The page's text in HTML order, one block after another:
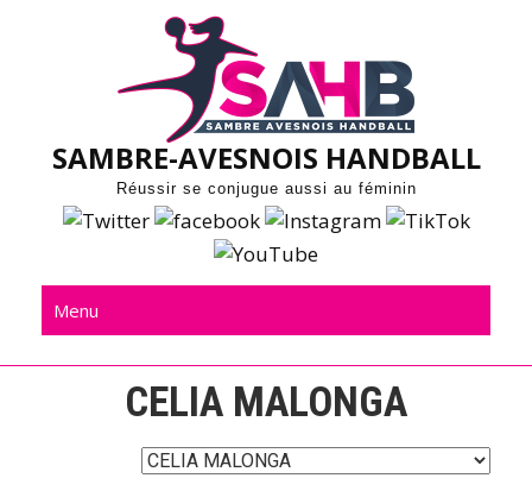
SAMBRE-AVESNOIS HANDBALL
Réussir se conjugue aussi au féminin
Menu
CELIA MALONGA